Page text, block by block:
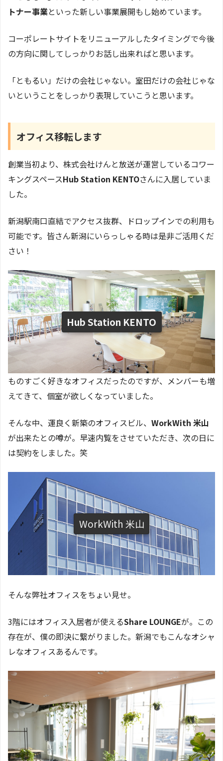
トナー事業といった新しい事業展開もし始めています。
コーポレートサイトをリニューアルしたタイミングで今後
の方向に関してしっかりお話し出来ればと思います。
「ともるい」だけの会社じゃない。室田だけの会社じゃな
いということをしっかり表現していこうと思います。
オフィス移転します
創業当初より、株式会社けんと放送が運営しているコワー
キングスペースHub Station KENTOさんに入居していま
した。
新潟駅南口直結でアクセス抜群、ドロップインでの利用も
可能です。皆さん新潟にいらっしゃる時は是非ご活用くだ
さい！
Hub Station KENTO
ものすごく好きなオフィスだったのですが、メンバーも増
えてきて、個室が欲しくなっていました。
そんな中、運良く新築のオフィスビル、 WorkWith 米山
が出来たとの噂が。早速内覧をさせていただき、次の日に
は契約をしました。笑
WorkWith 米山
そんな弊社オフィスをちょい見せ。
3階にはオフィス入居者が使えるShare LOUNGEが。この
存在が、僕の即決に繋がりました。新潟でもこんなオシャ
レなオフィスあるんです。